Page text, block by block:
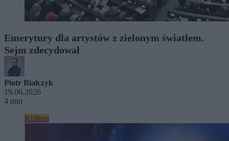
Emerytury dla artystów z zielonym światłem.
Sejm zdecydował
Piotr Białczyk
19.06.2026
4 min
Kultura